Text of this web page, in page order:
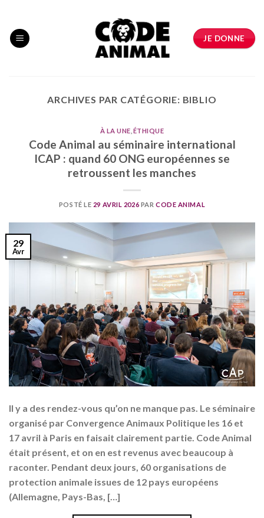
content
JE DONNE
ARCHIVES PAR CATÉGORIE: BIBLIO
À LA UNE ÉTHIQUE
Code Animal au séminaire international
ICAP : quand 60 ONG européennes se
retroussent les manches
POSTÉ LE 29 AVRIL 2026 PAR CODE ANIMAL
29
Avr
Il y a des rendez-vous qu’on ne manque pas. Le séminaire
organisé par Convergence Animaux Politique les 16 et
17 avril à Paris en faisait clairement partie. Code Animal
était présent, et on en est revenus avec beaucoup à
raconter. Pendant deux jours, 60 organisations de
protection animale issues de 12 pays européens
(Allemagne, Pays-Bas, […]